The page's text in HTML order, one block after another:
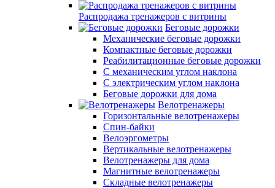
Распродажа тренажеров с витрины
Беговые дорожки
Механические беговые дорожки
Компактные беговые дорожки
Реабилитационные беговые дорожки
С механическим углом наклона
С электрическим углом наклона
Беговые дорожки для дома
Велотренажеры
Горизонтальные велотренажеры
Спин-байки
Велоэргометры
Вертикальные велотренажеры
Велотренажеры для дома
Магнитные велотренажеры
Складные велотренажеры